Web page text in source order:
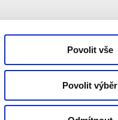
Povolit vše
Povolit výběr